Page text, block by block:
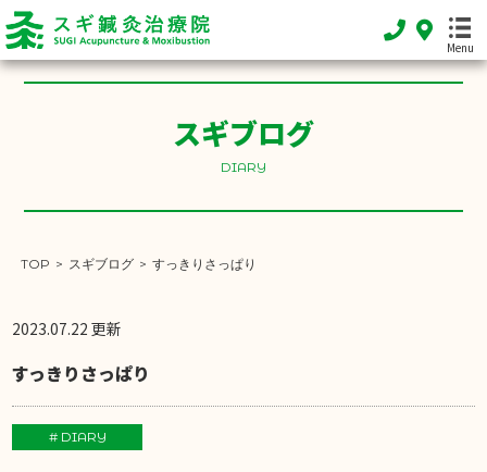
Menu
ホーム
HOME
FEATURE
スギブログ
DIARY
TOP > スギブログ > すっきりさっぱり
2023.07.22 更新
すっきりさっぱり
# DIARY